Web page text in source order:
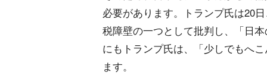
必要があります。トランプ氏は20
税障壁の一つとして批判し、「日
にもトランプ氏は、「少しでもへ
ます。